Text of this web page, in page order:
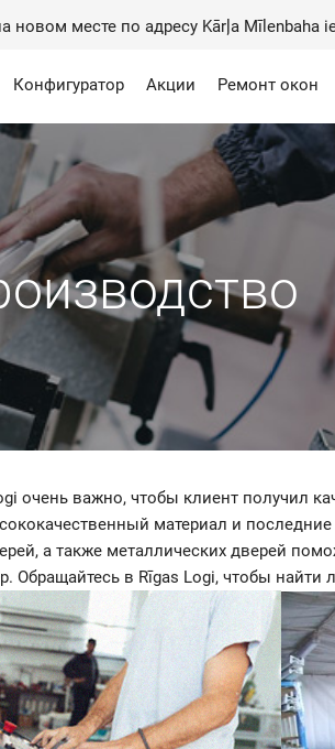
новом месте по адресу Kārļa Mīlenbaha
Конфигуратор Акции Ремонт окон
очень важно, чтобы клиент получил
материал и
а также металлических дверей
Обращайтесь в Rīgas Logi, чтобы